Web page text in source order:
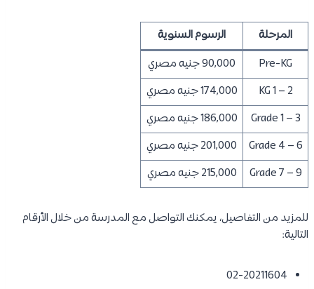
المرحلة
الرسوم السنوية
Pre-KG
90,000 جنيه مصري
KG 1 – 2
174,000 جنيه مصري
Grade 1 – 3
186,000 جنيه مصري
Grade 4 – 6
201,000 جنيه مصري
Grade 7 – 9
215,000 جنيه مصري
للمزيد من التفاصيل، يمكنك التواصل مع المدرسة من خلال الأرقام
التالية:
02-20211604